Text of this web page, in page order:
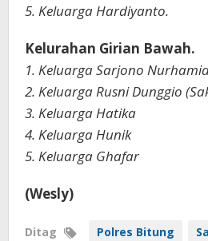
5. Keluarga Hardiyanto.
Kelurahan Girian Bawah.
1. Keluarga Sarjono
2. Keluarga Rusni Dunggio
3. Keluarga Hatika
4. Keluarga Hunik
5. Keluarga Ghafar
(Wesly)
Ditag Polres Bitung